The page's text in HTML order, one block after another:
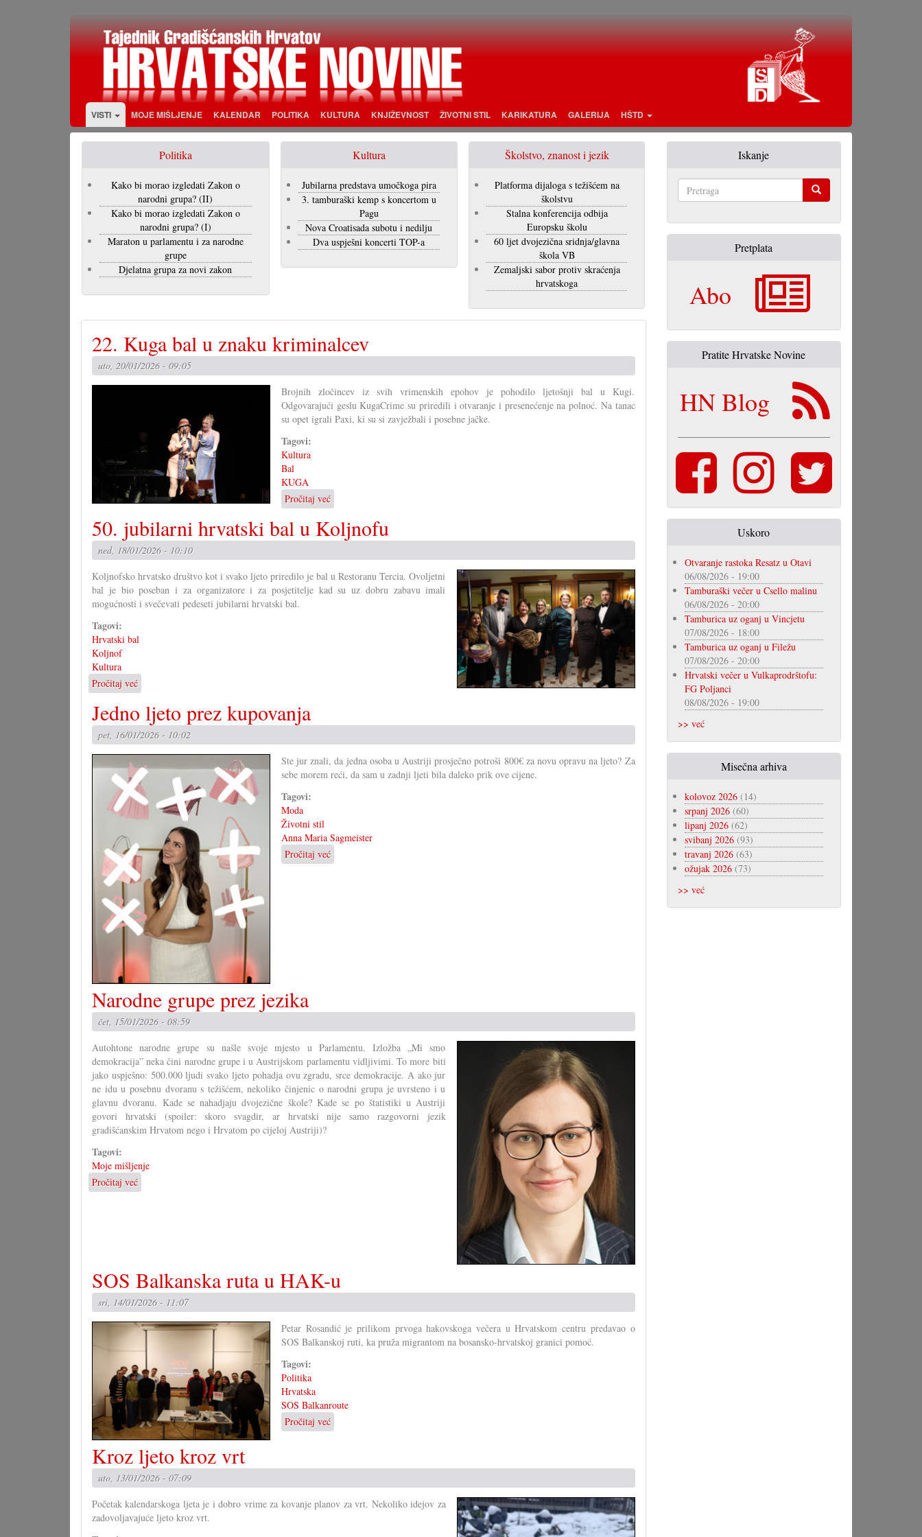
VISTI MOJE MIŠLJENJE KALENDAR POLITIKA KULTURA KNJIŽEVNOST ŽIVOTNI STIL KARIKATURA GALERIJA HŠTD
Politika
Kako bi morao izgledati Zakon o
narodni grupa? (II)
Kako bi morao izgledati Zakon o
narodni grupa? (I)
Maraton u parlamentu i za narodne
grupe
Djelatna grupa za novi zakon
Kultura
Jubilarna predstava umočkoga pira
3. tamburaški kemp s koncertom u
Pagu
Nova Croatisada subotu i nedilju
Dva uspješni koncerti TOP-a
Školstvo, znanost i jezik
Platforma dijaloga s težišćem na
školstvu
Stalna konferencija odbija
Europsku školu
60 ljet dvojezična sridnja/glavna
škola VB
Zemaljski sabor protiv skraćenja
hrvatskoga
22. Kuga bal u znaku kriminalcev
uto, 20/01/2026 - 09:05
Brojnih zločincev iz svih vrimenskih epohov je pohodilo ljetošnji bal u Kugi.
Odgovarajući geslu KugaCrime su priredili i otvaranje i presenećenje na polnoć. Na tanac
su opet igrali Paxi, ki su si zavježbali i posebne jačke.
Tagovi:
Kultura
Bal
KUGA
Pročitaj već
22.
Kuga
bal
kriminalcev
50. jubilarni hrvatski bal u Koljnofu
ned, 18/01/2026 - 10:10
Koljnofsko hrvatsko društvo kot i svako ljeto priredilo je bal u Restoranu Tercia. Ovoljetni
bal je bio poseban i za organizatore i za posjetitelje kad su uz dobru zabavu imali
mogućnosti i svečevati pedeseti jubilarni hrvatski bal.
Tagovi:
Hrvatski bal
Koljnof
Kultura
Pročitaj već
50.
jubilarni
hrvatski
bal
u
Koljnofu
Jedno ljeto prez kupovanja
pet, 16/01/2026 - 10:02
Ste jur znali, da jedna osoba u Austriji prosječno potroši 800€ za novu opravu na ljeto? Za
sebe morem reći, da sam u zadnji ljeti bila daleko prik ove cijene.
Tagovi:
Moda
Životni stil
Anna Maria Sagmeister
Pročitaj već
Jedno
Narodne grupe prez jezika
čet, 15/01/2026 - 08:59
Autohtone narodne grupe su našle svoje mjesto u Parlamentu. Izložba „Mi smo
demokracija” neka čini narodne grupe i u Austrijskom parlamentu vidljivimi. To more biti
jako uspješno: 500.000 ljudi svako ljeto pohadja ovu zgradu, srce demokracije. A ako jur
ne idu u posebnu dvoranu s težišćem, nekoliko činjenic o narodni grupa je uvrsteno i u
glavnu dvoranu. Kade se nahadjaju dvojezične škole? Kade se po štatistiki u Austriji
govori hrvatski (spoiler: skoro svagdir, ar hrvatski nije samo razgovorni jezik
gradišćanskim Hrvatom nego i Hrvatom po cijeloj Austriji)?
Tagovi:
Moje mišljenje
Pročitaj već
Narodne
SOS Balkanska ruta u HAK-u
sri, 14/01/2026 - 11:07
Petar Rosandić je prilikom prvoga hakovskoga večera u Hrvatskom centru predavao o
SOS Balkanskoj ruti, ka pruža migrantom na bosansko-hrvatskoj granici pomoć.
Tagovi:
Politika
Hrvatska
SOS Balkanroute
Pročitaj već
SOS
HAK-
u
Kroz ljeto kroz vrt
uto, 13/01/2026 - 07:09
Početak kalendarskoga ljeta je i dobro vrime za kovanje planov za vrt. Nekoliko idejov za
zadovoljavajuće ljeto kroz vrt.
Iskanje
Pretplata
Abo
Pratite Hrvatske Novine
HN Blog
Uskoro
Otvaranje rastoka Resatz u Otavi
06/08/2026 - 19:00
Tamburaški večer u Csello malinu
06/08/2026 - 20:00
Tamburica uz oganj u Vincjetu
07/08/2026 - 18:00
Tamburica uz oganj u Filežu
07/08/2026 - 20:00
Hrvatski večer u Vulkaprodrštofu:
FG Poljanci
08/08/2026 - 19:00
>> već
Misečna arhiva
kolovoz 2026(14)
srpanj 2026(60)
lipanj 2026(62)
svibanj 2026(93)
travanj 2026(63)
ožujak 2026(73)
>> već